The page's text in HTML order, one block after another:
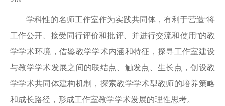
学科性的名师工作室作为实践共同体，有利于营造“将
工作公开、接受同行评价和批评、并进行交流和使用”的教
学学术环境，借鉴教学学术内涵和特征，探寻工作室建设
与教学学术发展之间的联结点、触发点、生长点，创设教
学学术共同体建构机制，探索教学学术型教师的培养策略
和成长路径，形成工作室教学学术发展的理性思考。